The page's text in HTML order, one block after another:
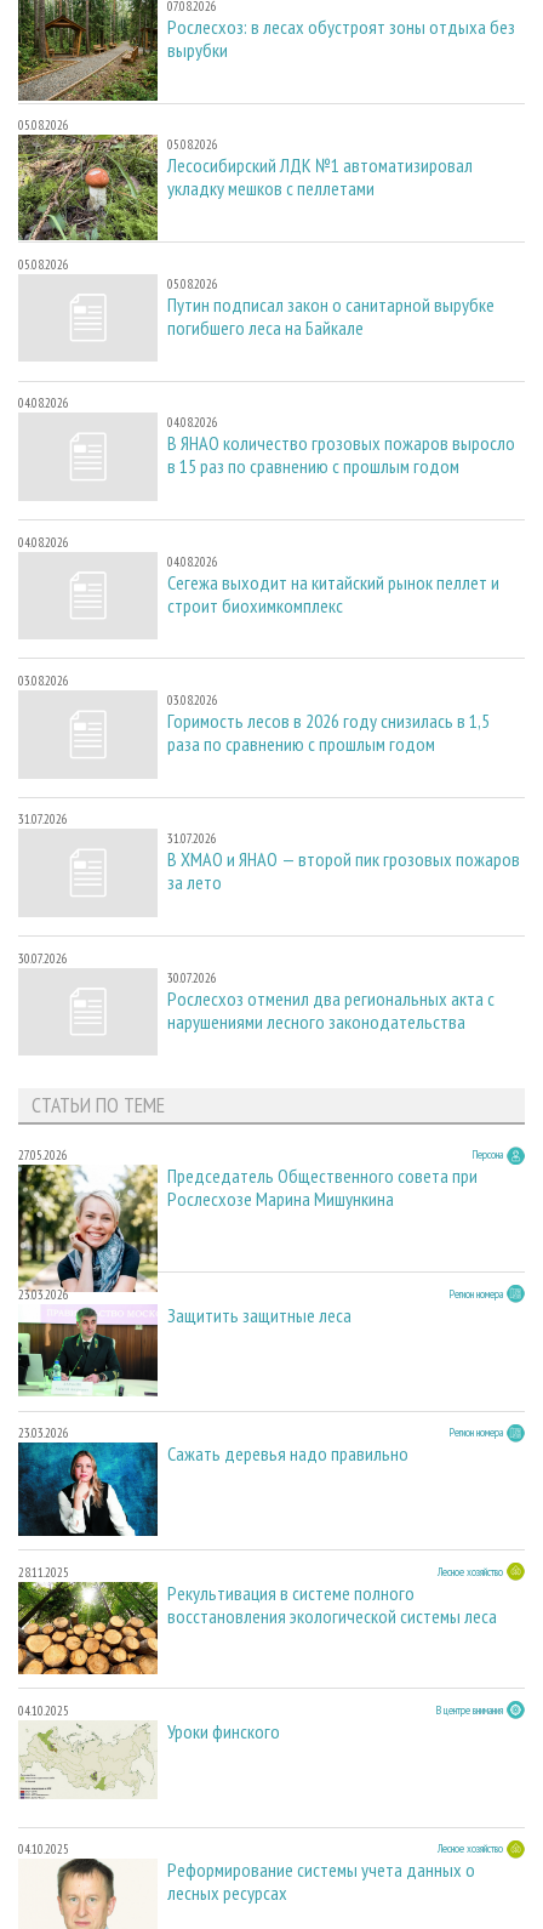
07.08.2026
Рослесхоз: в лесах обустроят зоны отдыха без
вырубки
05.08.2026
05.08.2026
Лесосибирский ЛДК №1 автоматизировал
укладку мешков с пеллетами
05.08.2026
05.08.2026
Путин подписал закон о санитарной вырубке
погибшего леса на Байкале
04.08.2026
04.08.2026
В ЯНАО количество грозовых пожаров выросло
в 15 раз по сравнению с прошлым годом
04.08.2026
04.08.2026
Сегежа выходит на китайский рынок пеллет и
строит биохимкомплекс
03.08.2026
03.08.2026
Горимость лесов в 2026 году снизилась в 1,5
раза по сравнению с прошлым годом
31.07.2026
31.07.2026
В ХМАО и ЯНАО — второй пик грозовых пожаров
за лето
30.07.2026
30.07.2026
Рослесхоз отменил два региональных акта с
нарушениями лесного законодательства
СТАТЬИ ПО ТЕМЕ
27.05.2026 Персона
Председатель Общественного совета при
Рослесхозе Марина Мишункина
23.03.2026 Регион номера
Защитить защитные леса
23.03.2026 Регион номера
Сажать деревья надо правильно
28.11.2025 Лесное хозяйство
Рекультивация в системе полного
восстановления экологической системы леса
04.10.2025 В центре внимания
Уроки финского
04.10.2025 Лесное хозяйство
Реформирование системы учета данных о
лесных ресурсах